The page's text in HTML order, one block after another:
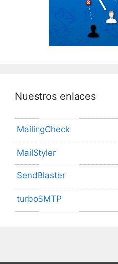
Nuestros enlaces
MailingCheck
MailStyler
SendBlaster
turboSMTP